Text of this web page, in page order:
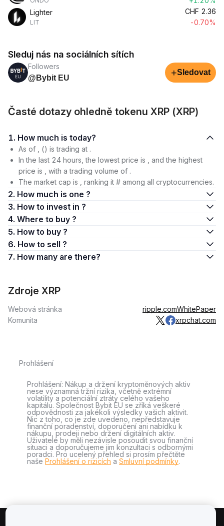
Lighter
LIT
CHF 2.36
-0.70%
Sleduj nás na sociálních sítích
Followers
@Bybit EU
+Sledovat
Časté dotazy ohledně tokenu XRP (XRP)
1. How much is today?
As of , () is trading at .
In the last 24 hours, the lowest price is , and the highest
price is , with a trading volume of .
The market cap is , ranking it # among all cryptocurrencies.
2. How much is one ?
3. How to invest in ?
4. Where to buy ?
5. How to buy ?
6. How to sell ?
7. How many are there?
Zdroje XRP
Webová stránka ripple.comWhitePaper
Komunita
xrpchat.com
Prohlášení
Prohlášení: Nákup a držení kryptoměnových aktiv
nese významná tržní rizika, včetně extrémní
volatility a potenciální ztráty celého vašeho
kapitálu. Společnost Bybit EU se zříká veškeré
odpovědnosti za jakékoli výsledky vašich aktivit.
Nic z toho, co je zde uvedeno, nepředstavuje
finanční poradenství, doporučení ani nabídku k
nákupu, prodeji nebo držení digitálních aktiv.
Uživatelé by měli nezávisle posoudit svou finanční
situaci a doporučujeme jim konzultaci s odbornými
poradci. Pro ucelený přehled si prosím přečtěte
naše Prohlášení o rizicích a Smluvní podmínky.